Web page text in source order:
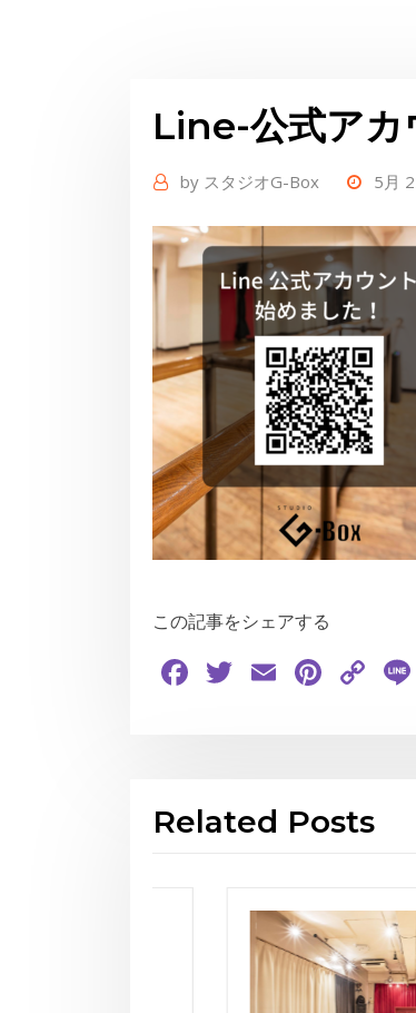
Line-公式アカ
by スタジオG-Box 5月
この記事をシェアする
Facebook
Twitter
Email
Related Posts